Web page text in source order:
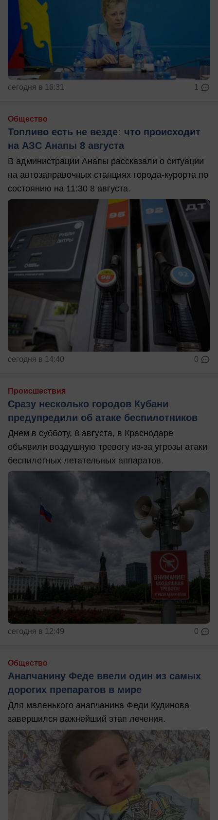
сегодня в 16:31 1
Общество
Топливо есть не везде: что происходит
на АЗС Анапы 8 августа
В администрации Анапы рассказали о ситуации
на автозаправочных станциях города-курорта по
состоянию на 11:30 8 августа.
сегодня в 14:40 0
Происшествия
Сразу несколько городов Кубани
предупредили об атаке беспилотников
Днем в субботу, 8 августа, в Краснодаре
объявили воздушную тревогу из-за угрозы атаки
беспилотных летательных аппаратов.
сегодня в 12:49 0
Общество
Анапчанину Феде ввели один из самых
дорогих препаратов в мире
Для маленького анапчанина Феди Кудинова
завершился важнейший этап лечения.